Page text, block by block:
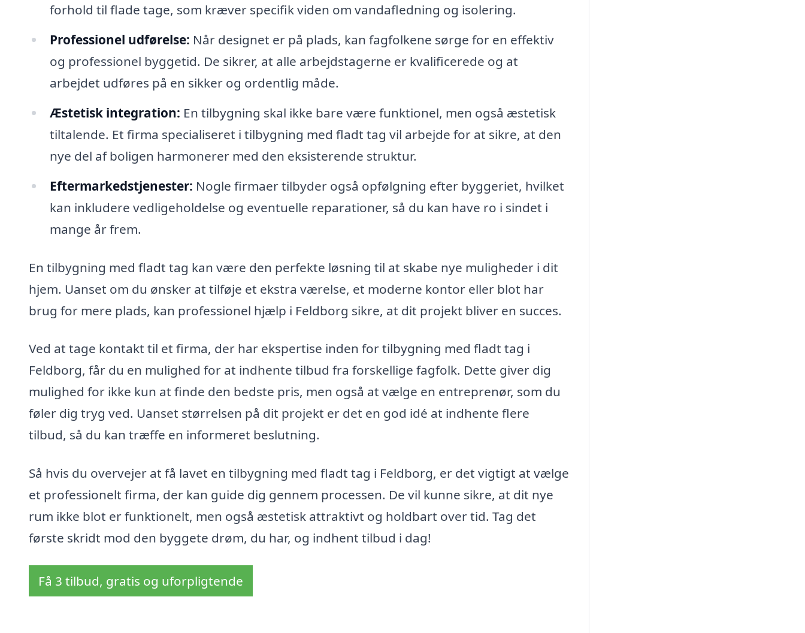
forhold til flade tage, som kræver specifik viden om vandafledning og isolering.
Professionel udførelse: Når designet er på plads, kan fagfolkene sørge for en effektiv
og professionel byggetid. De sikrer, at alle arbejdstagerne er kvalificerede og at
arbejdet udføres på en sikker og ordentlig måde.
Æstetisk integration: En tilbygning skal ikke bare være funktionel, men også æstetisk
tiltalende. Et firma specialiseret i tilbygning med fladt tag vil arbejde for at sikre, at den
nye del af boligen harmonerer med den eksisterende struktur.
Eftermarkedstjenester: Nogle firmaer tilbyder også opfølgning efter byggeriet, hvilket
kan inkludere vedligeholdelse og eventuelle reparationer, så du kan have ro i sindet i
mange år frem.
En tilbygning med fladt tag kan være den perfekte løsning til at skabe nye muligheder i dit
hjem. Uanset om du ønsker at tilføje et ekstra værelse, et moderne kontor eller blot har
brug for mere plads, kan professionel hjælp i Feldborg sikre, at dit projekt bliver en succes.
Ved at tage kontakt til et firma, der har ekspertise inden for tilbygning med fladt tag i
Feldborg, får du en mulighed for at indhente tilbud fra forskellige fagfolk. Dette giver dig
mulighed for ikke kun at finde den bedste pris, men også at vælge en entreprenør, som du
føler dig tryg ved. Uanset størrelsen på dit projekt er det en god idé at indhente flere
tilbud, så du kan træffe en informeret beslutning.
Så hvis du overvejer at få lavet en tilbygning med fladt tag i Feldborg, er det vigtigt at vælge
et professionelt firma, der kan guide dig gennem processen. De vil kunne sikre, at dit nye
rum ikke blot er funktionelt, men også æstetisk attraktivt og holdbart over tid. Tag det
første skridt mod den byggete drøm, du har, og indhent tilbud i dag!
Få 3 tilbud, gratis og uforpligtende